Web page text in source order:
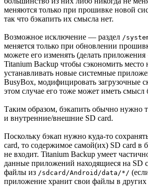
меняются только при прошивке новой
так что бэкапить их смысла нет.
Возможное исключение — раздел /
меняется только при обновлении
можете его изменять (делать
Titanium Backup чтобы сэкономить место
устанавливать новые системные
BusyBox, модифицировать загрузочные
этом случае его тоже может иметь смысл
Таким образом, бэкапить обычно нужно
и внутренние/внешние SD card.
Поскольку бэкап нужно куда-то
card, то содержимое самой(их) SD card в
не входит. Titanium Backup умеет
данные приложений находящиеся на SD
файлы из /sdcard/Android/data/*/
приложение хранит свои файлы в других